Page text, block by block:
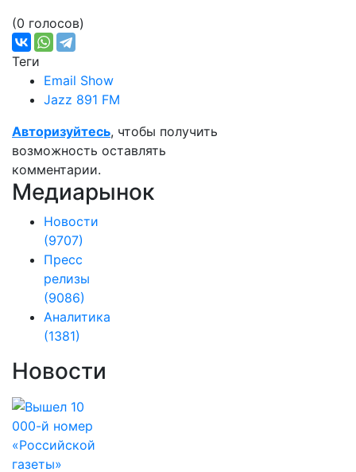
(0 голосов)
Теги
Email Show
Jazz 891 FM
Авторизуйтесь, чтобы получить
возможность оставлять
комментарии.
Медиарынок
Новости
(9707)
Пресс
релизы
(9086)
Аналитика
(1381)
Новости